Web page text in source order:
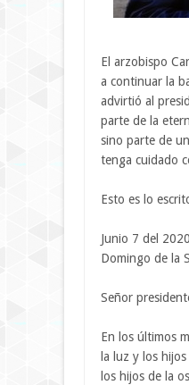
El arzobispo
a continuar la
advirtió al
parte de la
sino parte de
tenga cuidado
Esto es lo
Junio 7 del 2020
Domingo de la
Señor
En los últimos
la luz y los
los hijos de la